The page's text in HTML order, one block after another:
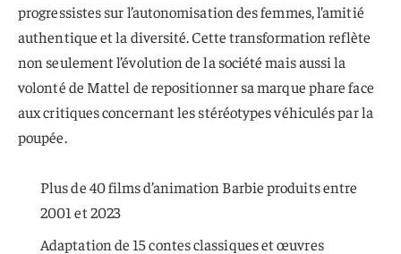
progressistes sur l’autonomisation des femmes, l’amitié
authentique et la diversité. Cette transformation reflète
non seulement l’évolution de la société mais aussi la
volonté de Mattel de repositionner sa marque phare face
aux critiques concernant les stéréotypes véhiculés par la
poupée.
Plus de 40 films d’animation Barbie produits entre
2001 et 2023
Adaptation de 15 contes classiques et œuvres